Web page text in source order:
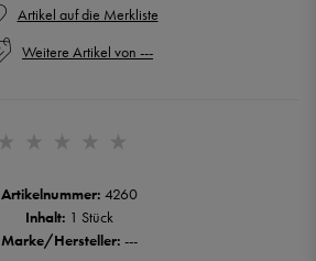
Artikelnummer: 4260
Inhalt: 1 Stück
Marke/Hersteller: ---
Weitere Artikel von ---